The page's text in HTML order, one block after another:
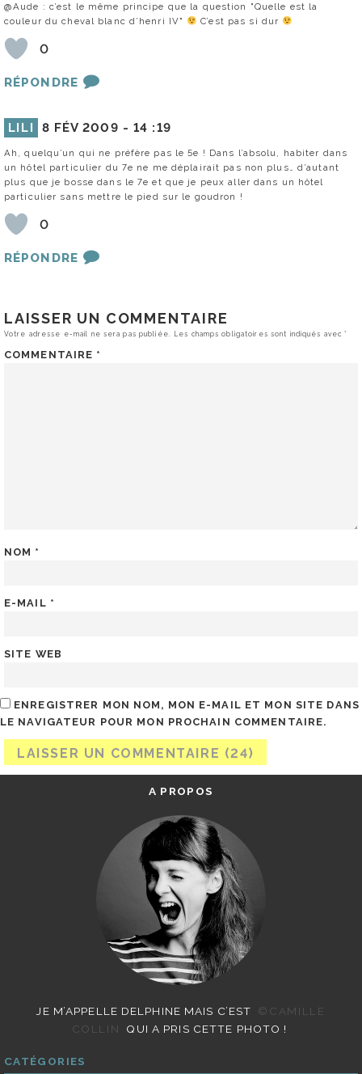
@Aude : c’est le même principe que la question "Quelle est la
couleur du cheval blanc d’henri IV"
C’est pas si dur
0
RÉPONDRE
LILI 8 FÉV 2009 -14 :19
Ah, quelqu’un qui ne préfère pas le 5e ! Dans l’absolu, habiter dans
un hôtel particulier du 7e ne me déplairait pas non plus… d’autant
plus que je bosse dans le 7e et que je peux aller dans un hôtel
particulier sans mettre le pied sur le goudron !
0
RÉPONDRE
LAISSER UN COMMENTAIRE
Votre adresse e-mail ne sera pas publiée. Les champs obligatoires sont indiqués avec*
COMMENTAIRE *
NOM *
E-MAIL *
SITE WEB
ENREGISTRER MON NOM, MON E-MAIL ET MON SITE DANS
LE NAVIGATEUR POUR MON PROCHAIN COMMENTAIRE.
A PROPOS
JE M’APPELLE DELPHINE MAIS C’EST
©CAMILLE
COLLIN
QUI A PRIS CETTE PHOTO !
CATÉGORIES